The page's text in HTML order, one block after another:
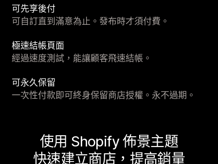
可先享後付
可自訂直到滿意為止。發布時才須付費。
極速結帳頁面
經過速度測試，能讓顧客飛速結帳。
可永久保留
一次性付款即可終身保留商店授權。永不過期。
使用 Shopify 佈景主題
快速建立商店，提高銷量